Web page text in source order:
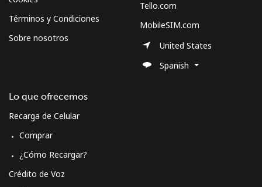
Términos y Condiciones
Sobre nosotros
Lo que ofrecemos
Recarga de Celular
Comprar
¿Cómo Recargar?
Crédito de Voz
Tello.com
MobileSIM.com
United States
Spanish